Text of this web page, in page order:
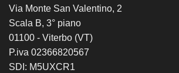
Via Monte San Valentino, 2
Scala B, 3° piano
01100 - Viterbo (VT)
P.iva 02366820567
SDI: M5UXCR1